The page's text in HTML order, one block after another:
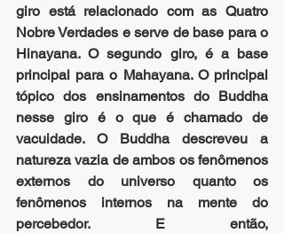
giro está relacionado com as Quatro
Nobre Verdades e serve de base para o
Hinayana. O segundo giro, é a base
principal para o Mahayana. O principal
tópico dos ensinamentos do Buddha
nesse giro é o que é chamado de
vacuidade. O Buddha descreveu a
natureza vazia de ambos os fenômenos
externos do universo quanto os
fenômenos internos na mente do
percebedor. E então,